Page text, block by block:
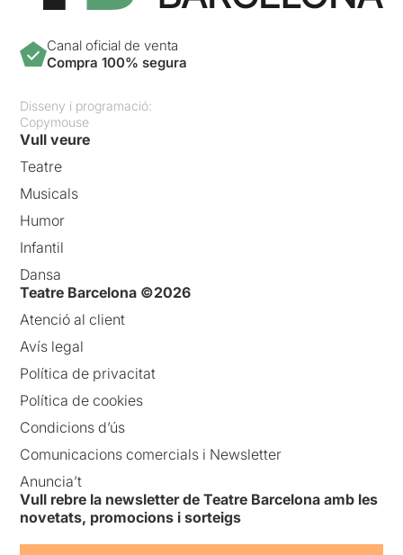
Canal oficial de venta
Compra 100% segura
Disseny i programació:
Copymouse
Vull veure
Teatre
Musicals
Humor
Infantil
Dansa
Teatre Barcelona ©2026
Atenció al client
Avís legal
Política de privacitat
Política de cookies
Condicions d’ús
Comunicacions comercials i Newsletter
Anuncia’t
Vull rebre la newsletter de Teatre Barcelona amb les
novetats, promocions i sorteigs